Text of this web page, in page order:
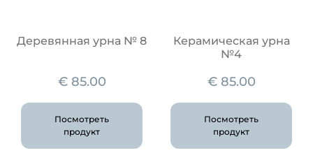
Деревянная урна № 8
€85.00
Посмотреть
продукт
Керамическая урна
№4
€85.00
Посмотреть
продукт